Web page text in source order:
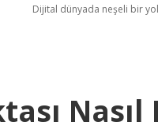
Dijital dünyada neşeli bir